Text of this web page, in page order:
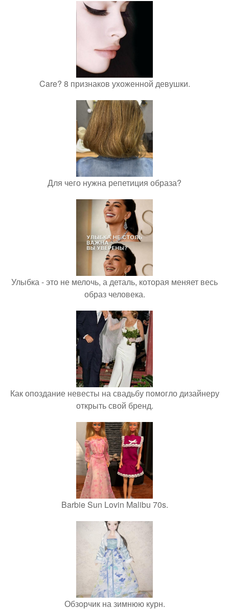
Care? 8 признаков ухоженной девушки.
Для чего нужна репетиция образа?
Улыбка - это не мелочь, а деталь, которая меняет весь
образ человека.
Как опоздание невесты на свадьбу помогло дизайнеру
открыть свой бренд.
Barbie Sun Lovin Malibu 70s.
Обзорчик на зимнюю курн.